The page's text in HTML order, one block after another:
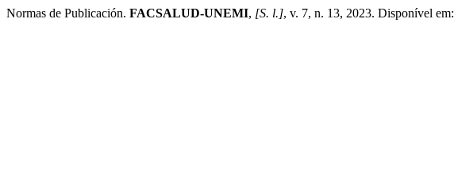
Normas de Publicación. FACSALUD-UNEMI, [S. l.], v. 7, n. 13, 2023. Disponível em: